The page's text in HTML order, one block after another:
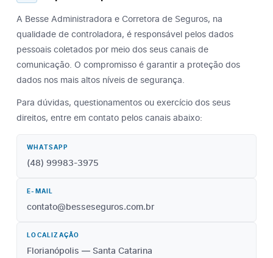
A Besse Administradora e Corretora de Seguros, na
qualidade de controladora, é responsável pelos dados
pessoais coletados por meio dos seus canais de
comunicação. O compromisso é garantir a proteção dos
dados nos mais altos níveis de segurança.
Para dúvidas, questionamentos ou exercício dos seus
direitos, entre em contato pelos canais abaixo:
WHATSAPP
(48) 99983-3975
E-MAIL
contato@besseseguros.com.br
LOCALIZAÇÃO
Florianópolis — Santa Catarina